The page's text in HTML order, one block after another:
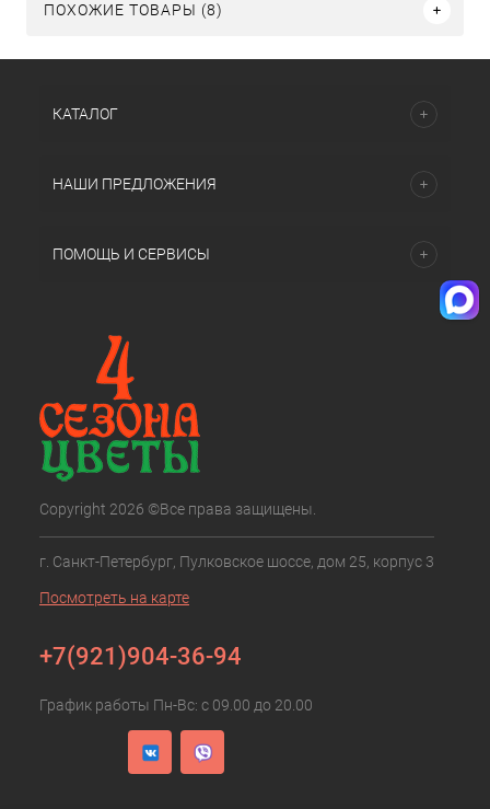
ПОХОЖИЕ ТОВАРЫ (8)
КАТАЛОГ
НАШИ ПРЕДЛОЖЕНИЯ
ПОМОЩЬ И СЕРВИСЫ
Copyright 2026 ©Все права защищены.
г. Санкт-Петербург, Пулковское шоссе, дом 25, корпус 3
Посмотреть на карте
+7(921)904-36-94
График работы Пн-Вс: с 09.00 до 20.00